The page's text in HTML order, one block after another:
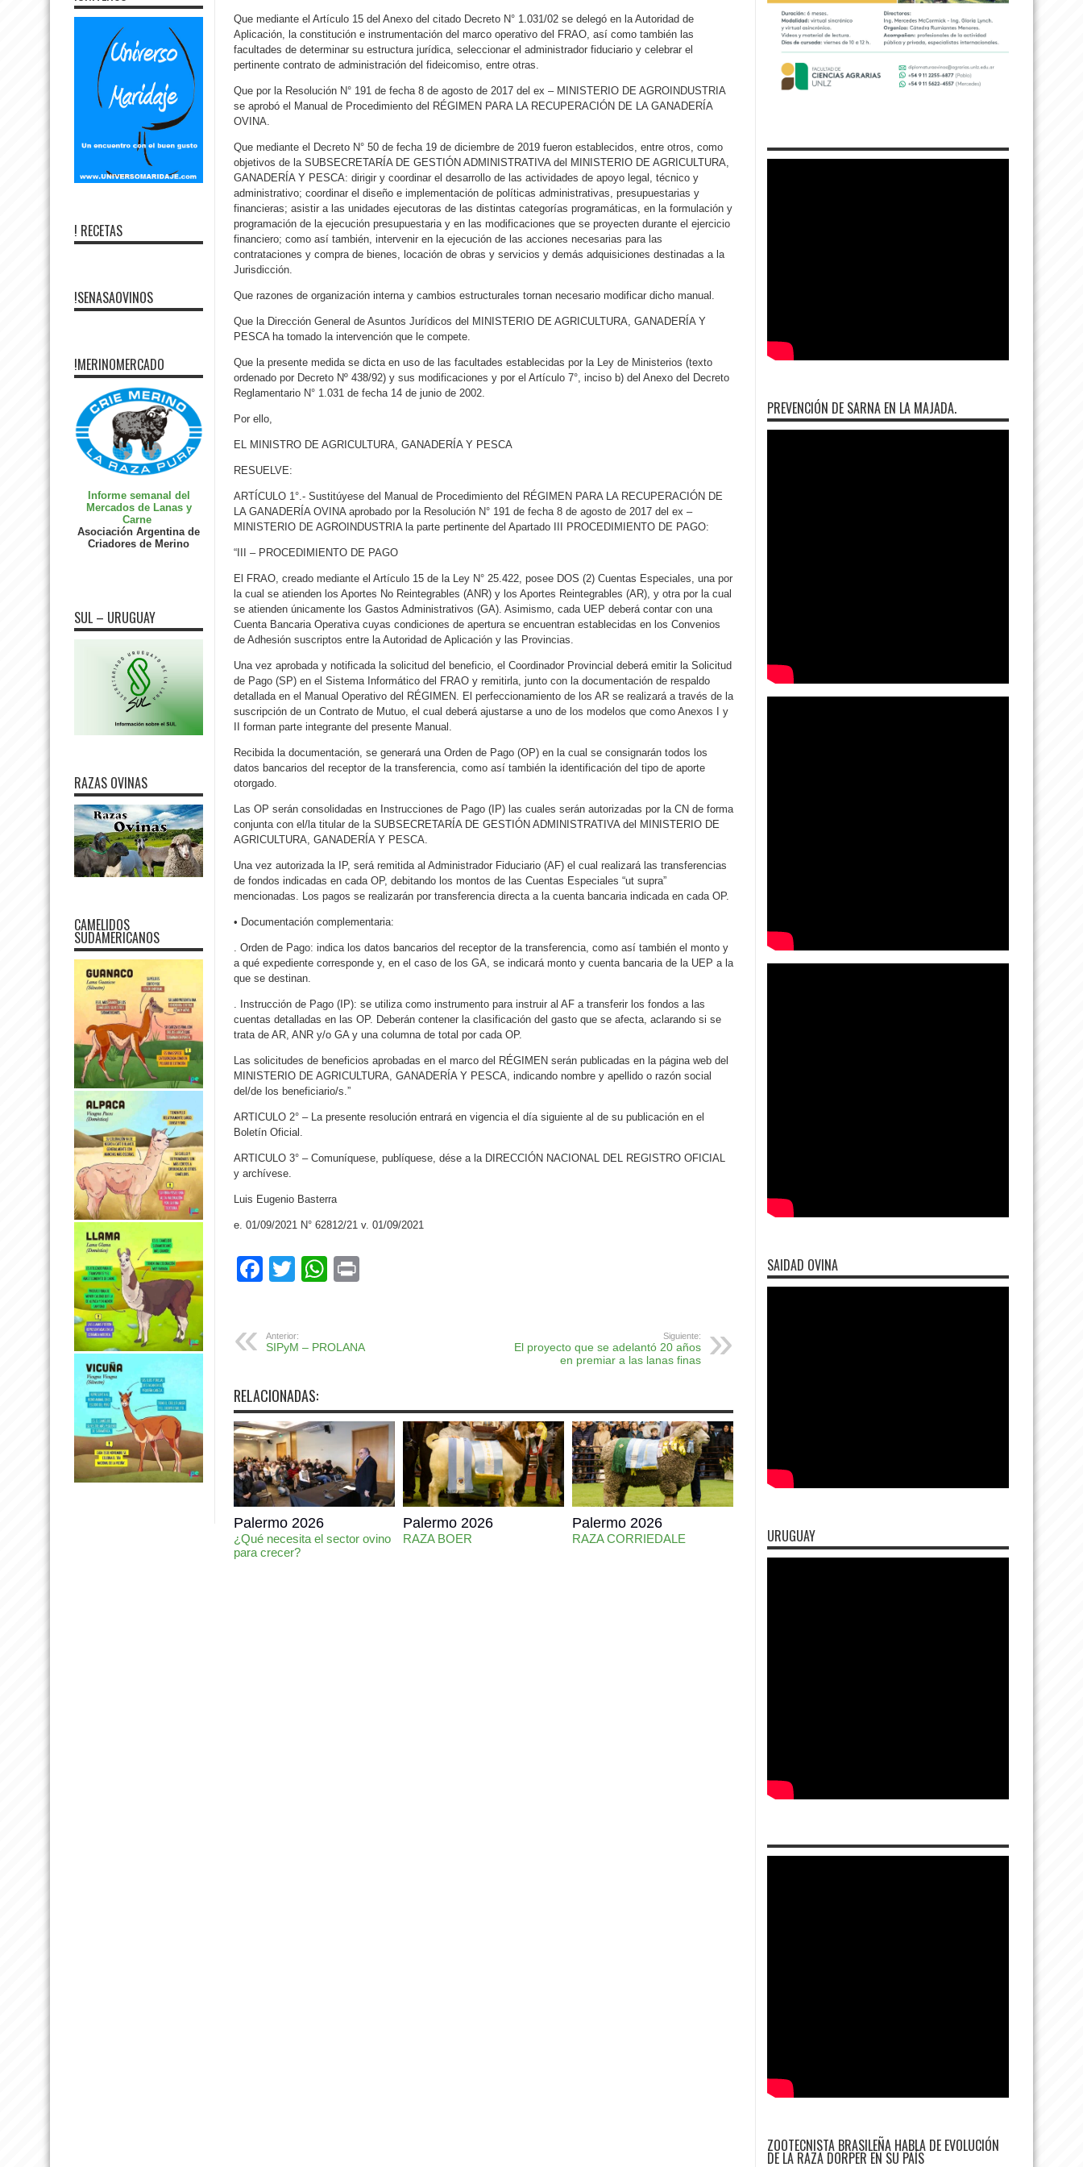
Que mediante el Artículo 15 del Anexo del citado Decreto N° 1.031/02 se delegó en la Autoridad de
Aplicación, la constitución e instrumentación del marco operativo del FRAO, así como también las
facultades de determinar su estructura jurídica, seleccionar el administrador fiduciario y celebrar el
pertinente contrato de administración del fideicomiso, entre otras.
Que por la Resolución N° 191 de fecha 8 de agosto de 2017 del ex – MINISTERIO DE AGROINDUSTRIA
se aprobó el Manual de Procedimiento del RÉGIMEN PARA LA RECUPERACIÓN DE LA GANADERÍA
OVINA.
Que mediante el Decreto N° 50 de fecha 19 de diciembre de 2019 fueron establecidos, entre otros, como
objetivos de la SUBSECRETARÍA DE GESTIÓN ADMINISTRATIVA del MINISTERIO DE AGRICULTURA,
GANADERÍA Y PESCA: dirigir y coordinar el desarrollo de las actividades de apoyo legal, técnico y
administrativo; coordinar el diseño e implementación de políticas administrativas, presupuestarias y
financieras; asistir a las unidades ejecutoras de las distintas categorías programáticas, en la formulación y
programación de la ejecución presupuestaria y en las modificaciones que se proyecten durante el ejercicio
financiero; como así también, intervenir en la ejecución de las acciones necesarias para las
contrataciones y compra de bienes, locación de obras y servicios y demás adquisiciones destinadas a la
Jurisdicción.
Que razones de organización interna y cambios estructurales tornan necesario modificar dicho manual.
Que la Dirección General de Asuntos Jurídicos del MINISTERIO DE AGRICULTURA, GANADERÍA Y
PESCA ha tomado la intervención que le compete.
Que la presente medida se dicta en uso de las facultades establecidas por la Ley de Ministerios (texto
ordenado por Decreto Nº 438/92) y sus modificaciones y por el Artículo 7°, inciso b) del Anexo del Decreto
Reglamentario N° 1.031 de fecha 14 de junio de 2002.
Por ello,
EL MINISTRO DE AGRICULTURA, GANADERÍA Y PESCA
RESUELVE:
ARTÍCULO 1°.- Sustitúyese del Manual de Procedimiento del RÉGIMEN PARA LA RECUPERACIÓN DE
LA GANADERÍA OVINA aprobado por la Resolución N° 191 de fecha 8 de agosto de 2017 del ex –
MINISTERIO DE AGROINDUSTRIA la parte pertinente del Apartado III PROCEDIMIENTO DE PAGO:
“III – PROCEDIMIENTO DE PAGO
El FRAO, creado mediante el Artículo 15 de la Ley N° 25.422, posee DOS (2) Cuentas Especiales, una por
la cual se atienden los Aportes No Reintegrables (ANR) y los Aportes Reintegrables (AR), y otra por la cual
se atienden únicamente los Gastos Administrativos (GA). Asimismo, cada UEP deberá contar con una
Cuenta Bancaria Operativa cuyas condiciones de apertura se encuentran establecidas en los Convenios
de Adhesión suscriptos entre la Autoridad de Aplicación y las Provincias.
Una vez aprobada y notificada la solicitud del beneficio, el Coordinador Provincial deberá emitir la Solicitud
de Pago (SP) en el Sistema Informático del FRAO y remitirla, junto con la documentación de respaldo
detallada en el Manual Operativo del RÉGIMEN. El perfeccionamiento de los AR se realizará a través de la
suscripción de un Contrato de Mutuo, el cual deberá ajustarse a uno de los modelos que como Anexos I y
II forman parte integrante del presente Manual.
Recibida la documentación, se generará una Orden de Pago (OP) en la cual se consignarán todos los
datos bancarios del receptor de la transferencia, como así también la identificación del tipo de aporte
otorgado.
Las OP serán consolidadas en Instrucciones de Pago (IP) las cuales serán autorizadas por la CN de forma
conjunta con el/la titular de la SUBSECRETARÍA DE GESTIÓN ADMINISTRATIVA del MINISTERIO DE
AGRICULTURA, GANADERÍA Y PESCA.
Una vez autorizada la IP, será remitida al Administrador Fiduciario (AF) el cual realizará las transferencias
de fondos indicadas en cada OP, debitando los montos de las Cuentas Especiales “ut supra”
mencionadas. Los pagos se realizarán por transferencia directa a la cuenta bancaria indicada en cada OP.
• Documentación complementaria:
. Orden de Pago: indica los datos bancarios del receptor de la transferencia, como así también el monto y
a qué expediente corresponde y, en el caso de los GA, se indicará monto y cuenta bancaria de la UEP a la
que se destinan.
. Instrucción de Pago (IP): se utiliza como instrumento para instruir al AF a transferir los fondos a las
cuentas detalladas en las OP. Deberán contener la clasificación del gasto que se afecta, aclarando si se
trata de AR, ANR y/o GA y una columna de total por cada OP.
Las solicitudes de beneficios aprobadas en el marco del RÉGIMEN serán publicadas en la página web del
MINISTERIO DE AGRICULTURA, GANADERÍA Y PESCA, indicando nombre y apellido o razón social
del/de los beneficiario/s.”
ARTICULO 2° – La presente resolución entrará en vigencia el día siguiente al de su publicación en el
Boletín Oficial.
ARTICULO 3° – Comuníquese, publíquese, dése a la DIRECCIÓN NACIONAL DEL REGISTRO OFICIAL
y archívese.
Luis Eugenio Basterra
e. 01/09/2021 N° 62812/21 v. 01/09/2021
Facebook
TwitterWhatsApp
Anterior:
SIPyM – PROLANA
Siguiente:
El proyecto que se adelantó 20 años
en premiar a las lanas finas
RELACIONADAS:
Palermo 2026
¿Qué necesita el sector ovino
para crecer?
Palermo 2026
RAZA BOER
Palermo 2026
RAZA CORRIEDALE
! RECETAS
!SENASAOVINOS
!MERINOMERCADO
Informe semanal del
Mercados de Lanas y
Carne
Asociación Argentina de
Criadores de Merino
SUL – URUGUAY
RAZAS OVINAS
CAMELIDOS
SUDAMERICANOS
PREVENCIÓN DE SARNA EN LA MAJADA.
SAIDAD OVINA
URUGUAY
ZOOTECNISTA BRASILEÑA HABLA DE EVOLUCIÓN
DE LA RAZA DORPER EN SU PAÍS